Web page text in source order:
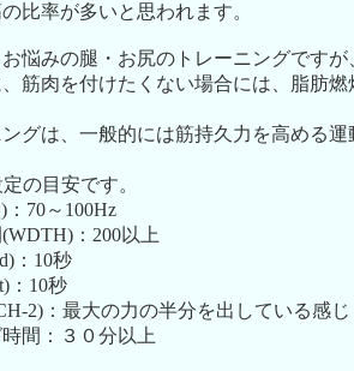
比率が多いと思われます。
悩みの腿・お尻のトレーニングです
筋肉を付けたくない場合には、脂肪
グは、一般的には筋持久力を高める
の目安です。
70～100Hz
：200以上
：10秒
：10秒
2)：最大の力の半分を出している感じ
間：３０分以上